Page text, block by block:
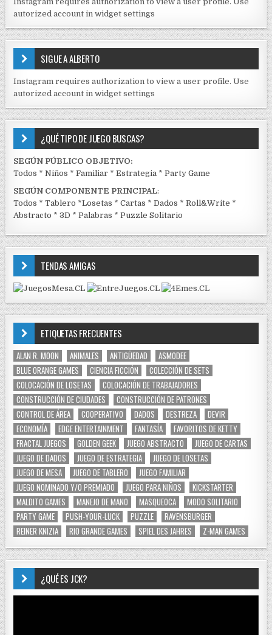
D
S
E
J
C
K
autorized account in widget settings
SIGUE A ALBERTO
Instagram requires authorization to view a user profile. Use
autorized account in widget settings
¿QUÉ TIPO DE JUEGO BUSCAS?
SEGÚN PÚBLICO OBJETIVO:
Todos *Niños *Familiar *Estrategia *Party Game
SEGÚN COMPONENTE PRINCIPAL:
Todos *Tablero *Losetas *Cartas *Dados *Roll&Write *
Abstracto *3D *Palabras *Puzzle Solitario
TENDAS AMIGAS
ETIQUETAS FRECUENTES
ALAN R. MOON ANIMALES ANTIGÜEDAD
ASMODEE
BLUE ORANGE GAMES
CIENCIA FICCIÓN
COLECCIÓN DE SETS
COLOCACIÓN DE LOSETAS
COLOCACIÓN DE TRABAJADORES
CONSTRUCCIÓN DE CIUDADES
CONSTRUCCIÓN DE PATRONES
CONTROL DE ÁREA
COOPERATIVO DADOS DESTREZA
DEVIR
ECONOMÍA
EDGE ENTERTAINMENT FANTASÍA
FAVORITOS DE KETTY
FRACTAL JUEGOS
GOLDEN GEEK JUEGO ABSTRACTO
JUEGO DE CARTAS
JUEGO DE DADOS
JUEGO DE ESTRATEGIA
JUEGO DE LOSETAS
JUEGO DE MESA
JUEGO DE TABLERO
JUEGO FAMILIAR
JUEGO NOMINADO Y/O PREMIADO
JUEGO PARA NIÑOS
KICKSTARTER
MALDITO GAMES
MANEJO DE MANO MASQUEOCA
MODO SOLITARIO
PARTY GAME
PUSH-YOUR-LUCK PUZZLE
RAVENSBURGER
REINER KNIZIA
RIO GRANDE GAMES SPIEL DES JAHRES Z-MAN GAMES
¿QUÉ ES JCK?